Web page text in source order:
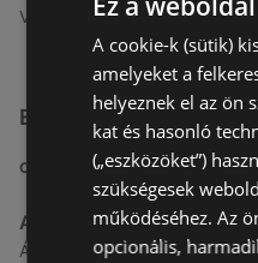
Végfordulat u. 9. 9, 9400
Egyéb
CÍM
Aldi
Ágfalvi út 4/A., 9400 Sopron
A cookie-k (sütik)
amelyeket a
helyeznek el az ön
kat és hasonló
(„eszközöket”)
szükségesek
működéséhez. Az
opcionális,